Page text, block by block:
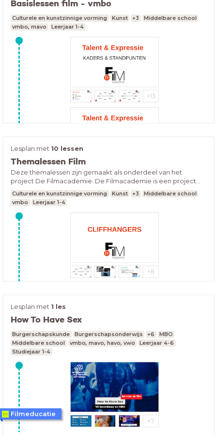
kunnen ze hun interviewvragen stellen aan een
medewerker van de kunsthal over zijn of haar werk.
Basislessen film - vmbo
Culturele en kunstzinnige vorming Kunst +3
Middelbare school
vmbo, mavo
Leerjaar 1-4
Lesplan met 10 lessen
Themalessen Film
Deze themalessen zijn gemaakt als onderdeel van het
project De Filmacademie. De Filmacademie is een project
van filmhuis LUX en het Montessori College Nijmegen. Binnen
dit project zijn meerdere filmlessen ontwikkeld die direct in te
zetten zijn voor het vmbo. Ons advies is om eerst de lessen in
het lesplan “Basislessen film” te volgen, hierna kun je één of
meerdere themalessen uitvoeren.
Culturele en kunstzinnige vorming Kunst +3
Middelbare school
vmbo
Leerjaar 1-4
Lesplan met 1 les
How To Have Sex
Burgerschapskunde Burgerschapsonderwijs +6
MBO
Middelbare school
vmbo, mavo, havo, vwo
Leerjaar 4-6
Studiejaar 1-4
Filmeducatie